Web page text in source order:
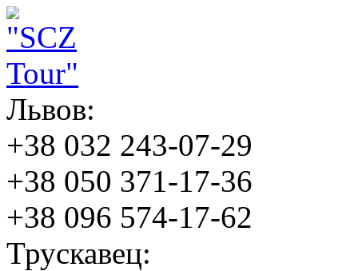
Львов:
+38 032 243-07-29
+38 050 371-17-36
+38 096 574-17-62
Трускавец: